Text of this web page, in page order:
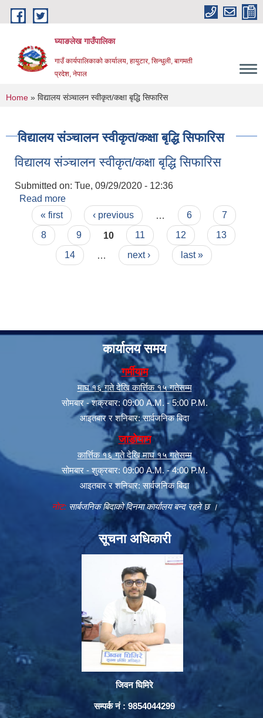
Skip to main content
घ्याङलेख गाउँपालिका
गाउँ कार्यपालिकाको कार्यालय, हायुटार, सिन्धुली, बागमती
प्रदेश, नेपाल
You are here
Home » विद्यालय संञ्चालन स्वीकृत/कक्षा बृद्धि सिफारिस
विद्यालय संञ्चालन स्वीकृत/कक्षा बृद्धि सिफारिस
विद्यालय संञ्चालन स्वीकृत/कक्षा बृद्धि सिफारिस
Submitted on: Tue, 09/29/2020 - 12:36
Read more
Pages
« first ‹ previous 6
7
8
9 10 11 12
13
14
next › last »
कार्यालय समय
गर्मीयाम
माघ १६ गते देखि कार्त्तिक १५ गतेसम्म
सोमबार - शक्रबार: 09:00 A.M. - 5:00 P.M.
आइतबार र शनिबार: सार्वजनिक बिदा
जाडोयाम
कार्त्तिक १६ गते देखि माघ १५ गतेसम्म
सोमबार - शुक्रबार: 09:00 A.M. - 4:00 P.M.
आइतबार र शनिबार: सार्वजनिक बिदा
नोट:सार्बजनिक बिदाको दिनमा कार्यालय बन्द रहने छ ।
सूचना अधिकारी
जिवन घिमिरे
सम्पर्क नं : 9854044299